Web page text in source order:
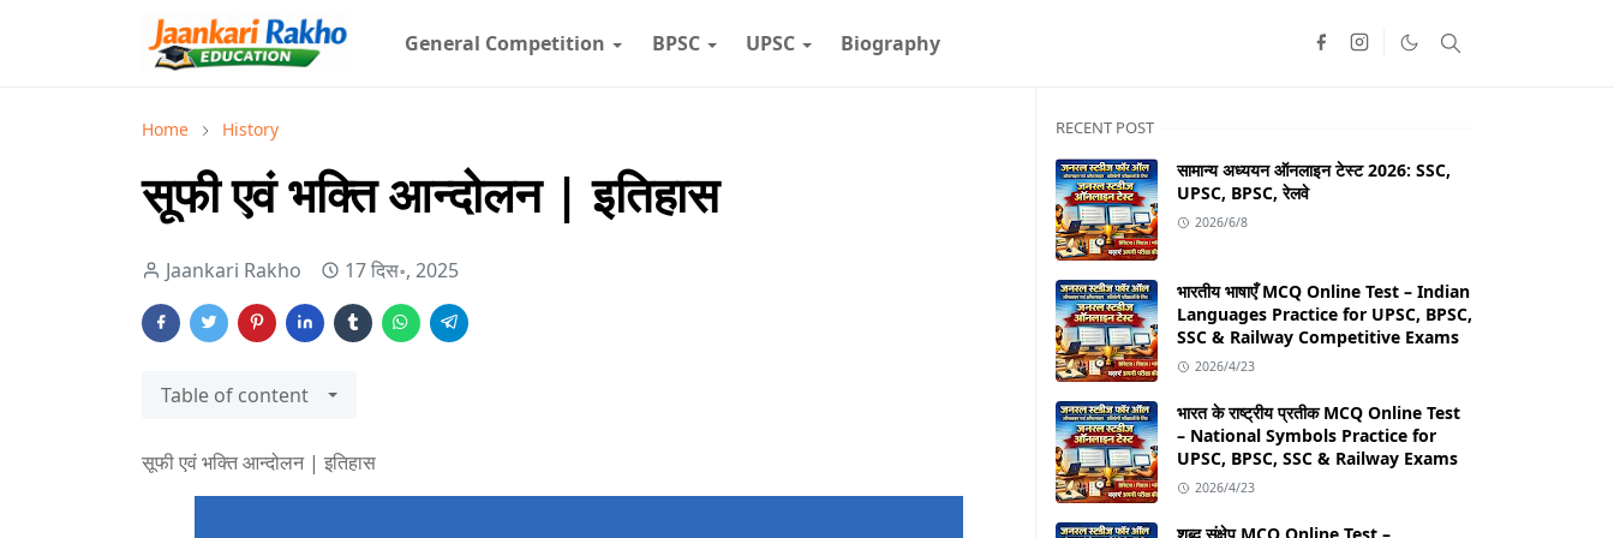
General Competition BPSC UPSC Biography
Home History
सूफी एवं भक्ति आन्दोलन | इतिहास
Jaankari Rakho 17 दिस॰, 2025
Table of content
सूफी एवं भक्ति आन्दोलन | इतिहास
RECENT POST
सामान्य अध्ययन ऑनलाइन टेस्ट 2026: SSC,
UPSC, BPSC, रेलवे
2026/6/8
भारतीय भाषाएँ MCQ Online Test – Indian
Languages Practice for UPSC, BPSC,
SSC & Railway Competitive Exams
2026/4/23
भारत के राष्ट्रीय प्रतीक MCQ Online Test
– National Symbols Practice for
UPSC, BPSC, SSC & Railway Exams
2026/4/23